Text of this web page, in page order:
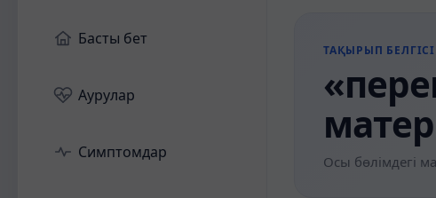
Басты бет
Аурулар
Симптомдар
ТАҚЫРЫП БЕЛГІСІ
Осы бөлімдегі